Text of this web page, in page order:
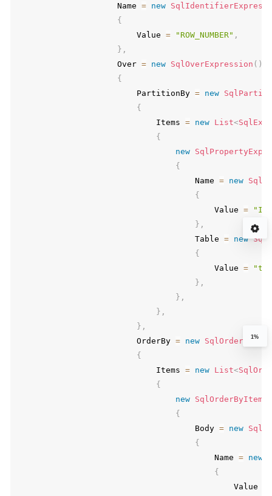
                    Name
= new
{
                        Value
= "ROW_NUMBER" ,
} ,
                    Over
= new SqlOverExpression ( )
{
                        PartitionBy
= new
{
                            Items
= new List<
{
new
{
                                    Name
= new
{
                                        Value
=
} ,
                                    Table
= new
{
                                        Value
= "t"
} ,
} ,
} ,
} ,
                        OrderBy
= new
{
                            Items
= new List<
{
new
{
                                    Body
= new
{
                                        Name
= new
{
                                            Value
1%